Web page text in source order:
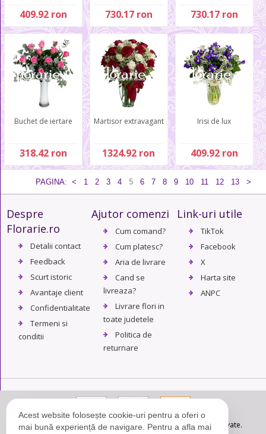
409.92 ron 730.17 ron 730.17 ron
Buchet de iertare
318.42 ron
Martisor extravagant
1324.92 ron
Irisi de lux
409.92 ron
PAGINA: < 1 2 3 4 5 6 7 8 9 10 11 12 13 >
Despre
Florarie.ro
Detalii contact
Feedback
Scurt istoric
Avantaje client
Confidentialitate
Termeni si
conditii
Ajutor comenzi
Cum comand?
Cum platesc?
Aria de livrare
Cand se
livreaza?
Livrare flori in
toate judetele
Politica de
returnare
Link-uri utile
TikTok
Facebook
X
Harta site
ANPC
© Copyright 2004 - 2026. Florarie.ro - Toate drepturile rezervate.
Acest website folosește cookie-uri pentru a oferi o
mai bună experiență de navigare. Pentru a afla mai